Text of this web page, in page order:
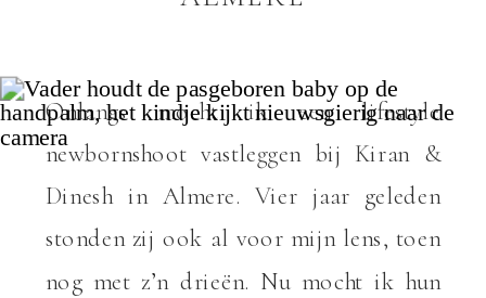
Onlangs mocht ik een lifestyle
newbornshoot vastleggen bij Kiran &
Dinesh in Almere. Vier jaar geleden
stonden zij ook al voor mijn lens, toen
nog met z’n drieën. Nu mocht ik hun